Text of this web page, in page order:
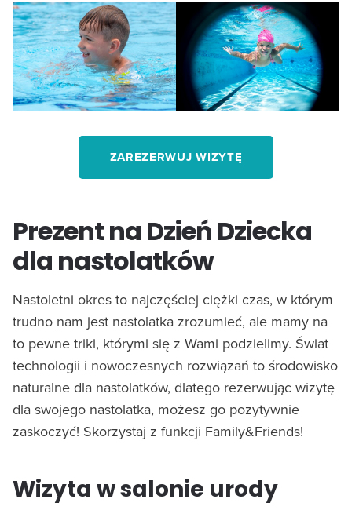
ZAREZERWUJ WIZYTĘ
Prezent na Dzień Dziecka
dla nastolatków
Nastoletni okres to najczęściej ciężki czas, w którym
trudno nam jest nastolatka zrozumieć, ale mamy na
to pewne triki, którymi się z Wami podzielimy. Świat
technologii i nowoczesnych rozwiązań to środowisko
naturalne dla nastolatków, dlatego rezerwując wizytę
dla swojego nastolatka, możesz go pozytywnie
zaskoczyć! Skorzystaj z funkcji Family&Friends!
Wizyta w salonie urody